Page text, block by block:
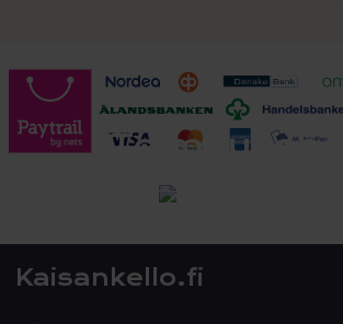
Kaisankello.fi